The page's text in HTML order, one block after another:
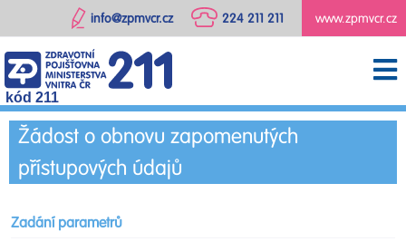
www.zpmvcr.cz
224 211 211
info@zpmvcr.cz
kód 211
Žádost o obnovu zapomenutých
přístupových údajů
Zadání parametrů